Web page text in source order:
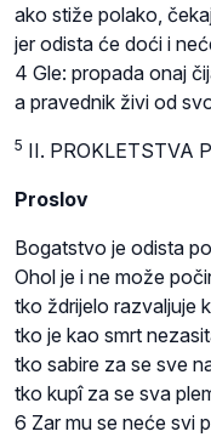
ako stiže polako,
jer odista će doći i
4 Gle: propada onaj
a pravednik živi od
5 II. PROKLETSTVA
Proslov
Bogatstvo je odista
Ohol je i ne može
tko ždrijelo razvaljuje
tko je kao smrt
tko sabire za se sve
tko kupî za se sva
6 Zar mu se neće svi